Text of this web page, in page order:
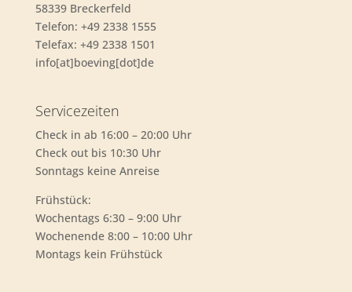
58339 Breckerfeld
Telefon: +49 2338 1555
Telefax: +49 2338 1501
info[at]boeving[dot]de
Servicezeiten
Check in ab 16:00 – 20:00 Uhr
Check out bis 10:30 Uhr
Sonntags keine Anreise
Frühstück:
Wochentags 6:30 – 9:00 Uhr
Wochenende 8:00 – 10:00 Uhr
Montags kein Frühstück